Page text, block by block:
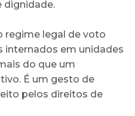
dignidade.
regime legal de voto
internados em unidades
do que um
É um gesto de
pelos direitos de